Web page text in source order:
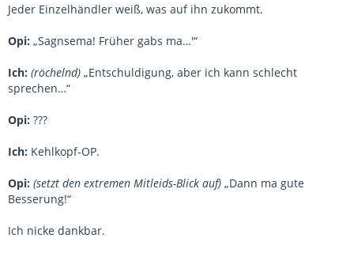
Jeder Einzelhändler weiß, was auf ihn zukommt.
Opi: „Sagnsema! Früher gabs ma…'“
Ich: (röchelnd) „Entschuldigung, aber ich kann schlecht
sprechen…“
Opi: ???
Ich: Kehlkopf-OP.
Opi: (setzt den extremen Mitleids-Blick auf) „Dann ma gute
Besserung!“
Ich nicke dankbar.